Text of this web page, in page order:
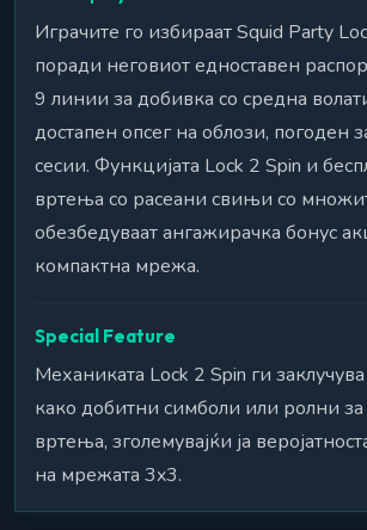
Играчите го избираат Squid Party
поради неговиот едноставен
9 линии за добивка со средна
достапен опсег на облози, погоден
сесии. Функцијата Lock 2 Spin и
вртења со расеани свињи со
обезбедуваат ангажирачка бонус
компактна мрежа.
Special Feature
Механиката Lock 2 Spin ги
како добитни симболи или ролни
вртења, зголемувајќи ја
на мрежата 3x3.